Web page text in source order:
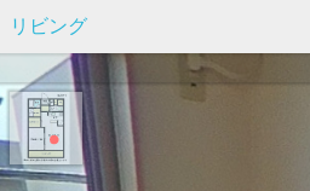
リビング